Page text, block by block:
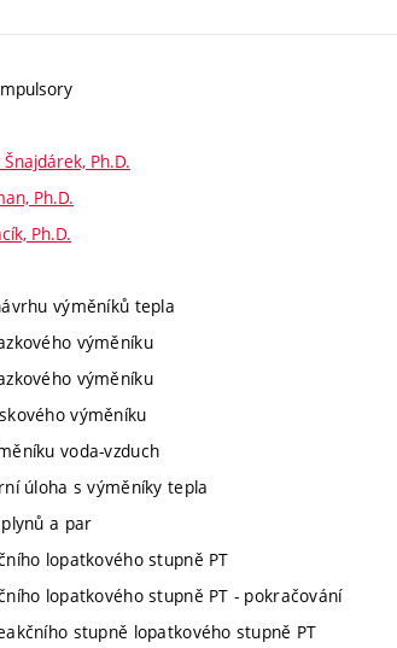
Ph.D.
Ph.D.
Ph.D.
výměníků tepla
výměníku
výměníku
výměníku
voda-vzduch
úloha s výměníky tepla
a par
lopatkového stupně PT
lopatkového stupně PT - pokračování
stupně lopatkového stupně PT